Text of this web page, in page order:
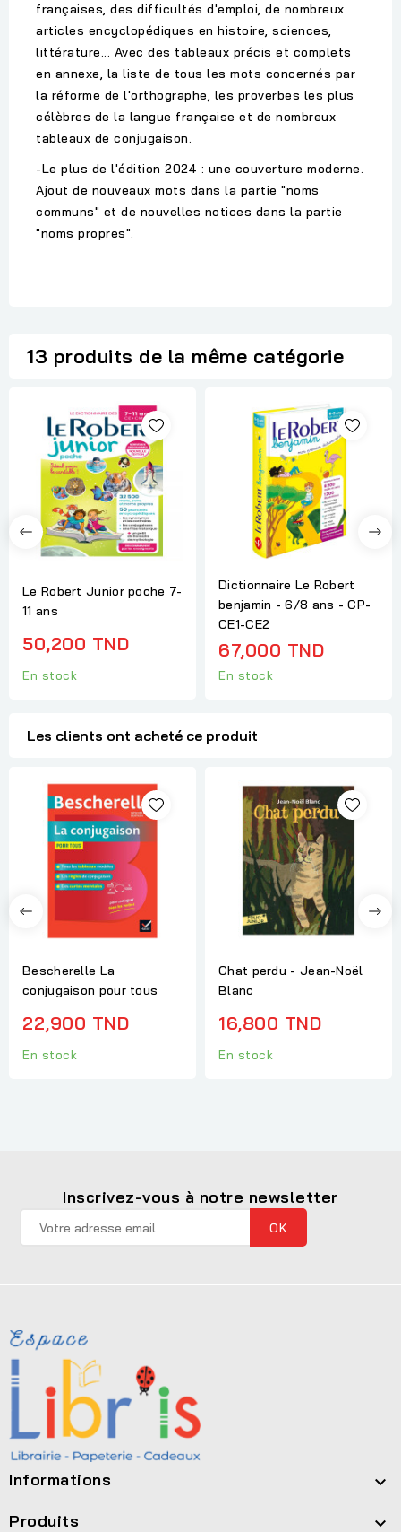
françaises, des difficultés d'emploi, de nombreux
articles encyclopédiques en histoire, sciences,
littérature... Avec des tableaux précis et complets
en annexe, la liste de tous les mots concernés par
la réforme de l'orthographe, les proverbes les plus
célèbres de la langue française et de nombreux
tableaux de conjugaison.
-Le plus de l'édition 2024 : une couverture moderne.
Ajout de nouveaux mots dans la partie "noms
communs" et de nouvelles notices dans la partie
"noms propres".
13 produits de la même catégorie
Le Robert Junior poche 7-
11 ans
50,200 TND
En stock
Dictionnaire Le Robert
benjamin - 6/8 ans - CP-
CE1-CE2
67,000 TND
En stock
Les clients ont acheté ce produit
Bescherelle La
conjugaison pour tous
22,900 TND
En stock
Chat perdu - Jean-Noël
Blanc
16,800 TND
En stock
Inscrivez-vous à notre newsletter
Informations 
Produits 